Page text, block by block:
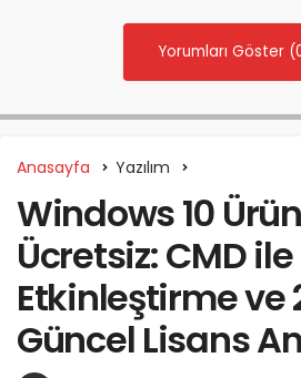
Yorumları Göster
Anasayfa Yazılım
Windows 10
Ücretsiz: CMD ile
Etkinleştirme ve
Güncel Lisans